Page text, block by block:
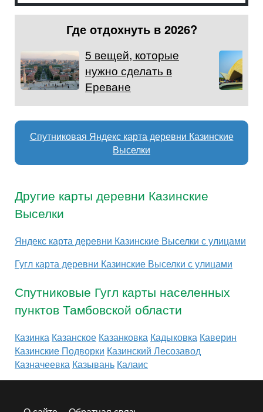
Где отдохнуть в 2026?
5 вещей, которые
нужно сделать в
Ереване
Спутниковая Яндекс карта деревни Казинские
Выселки
Другие карты деревни Казинские
Выселки
Яндекс карта деревни Казинские Выселки с улицами
Гугл карта деревни Казинские Выселки с улицами
Спутниковые Гугл карты населенных
пунктов Тамбовской области
Казинка Казанское Казанковка Кадыковка Каверин
Казинские Подворки Казинский Лесозавод
Казначеевка Казывань Калаис